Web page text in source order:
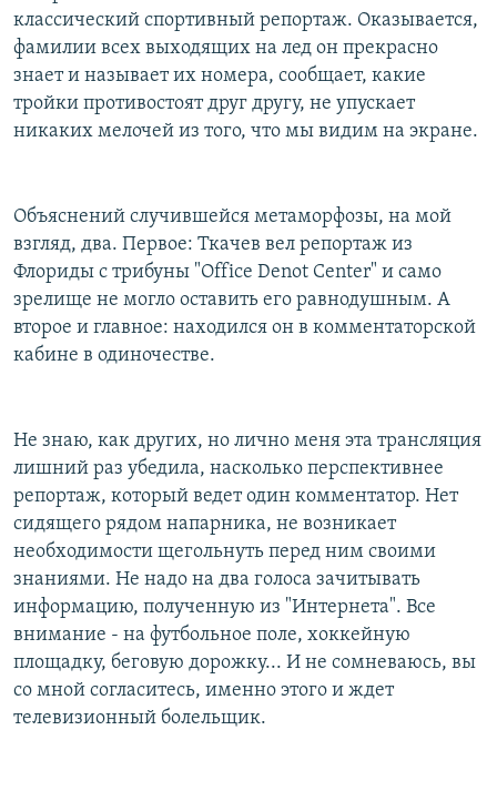
классический спортивный репортаж. Оказывается,
фамилии всех выходящих на лед он прекрасно
знает и называет их номера, сообщает, какие
тройки противостоят друг другу, не упускает
никаких мелочей из того, что мы видим на экране.
Объяснений случившейся метаморфозы, на мой
взгляд, два. Первое: Ткачев вел репортаж из
Флориды с трибуны "Office Denot Center" и само
зрелище не могло оставить его равнодушным. А
второе и главное: находился он в комментаторской
кабине в одиночестве.
Не знаю, как других, но лично меня эта трансляция
лишний раз убедила, насколько перспективнее
репортаж, который ведет один комментатор. Нет
сидящего рядом напарника, не возникает
необходимости щегольнуть перед ним своими
знаниями. Не надо на два голоса зачитывать
информацию, полученную из "Интернета". Все
внимание - на футбольное поле, хоккейную
площадку, беговую дорожку... И не сомневаюсь, вы
со мной согласитесь, именно этого и ждет
телевизионный болельщик.